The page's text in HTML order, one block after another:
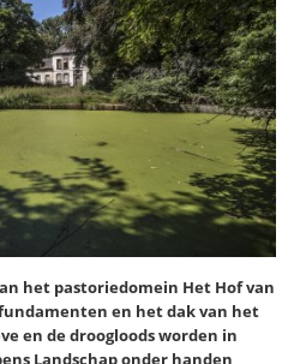
het pastoriedomein Het Hof van
en het dak van het
en de droogloods worden in
Landschap onder handen